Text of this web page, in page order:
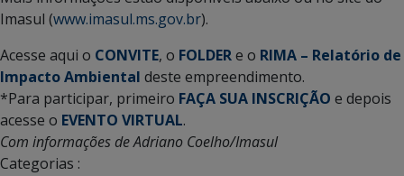
Imasul (www.imasul.ms.gov.br).
Acesse aqui o CONVITE, o FOLDERe o RIMA – Relatório de
Impacto Ambiental deste empreendimento.
*Para participar, primeiro FAÇA SUA INSCRIÇÃO e depois
acesse o EVENTO VIRTUAL.
Com informações de Adriano Coelho/Imasul
Categorias :